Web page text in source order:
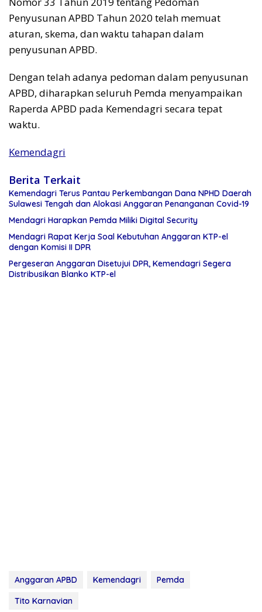
Penyusunan APBD Tahun 2020 telah memuat
aturan, skema, dan waktu tahapan dalam
penyusunan APBD.
Dengan telah adanya pedoman dalam penyusunan
APBD, diharapkan seluruh Pemda menyampaikan
Raperda APBD pada Kemendagri secara tepat
waktu.
Kemendagri
Berita Terkait
Kemendagri Terus Pantau Perkembangan Dana NPHD Daerah
Sulawesi Tengah dan Alokasi Anggaran Penanganan Covid-19
Mendagri Harapkan Pemda Miliki Digital Security
Mendagri Rapat Kerja Soal Kebutuhan Anggaran KTP-el
dengan Komisi II DPR
Pergeseran Anggaran Disetujui DPR, Kemendagri Segera
Distribusikan Blanko KTP-el
Anggaran APBD Kemendagri
Pemda
Tito Karnavian